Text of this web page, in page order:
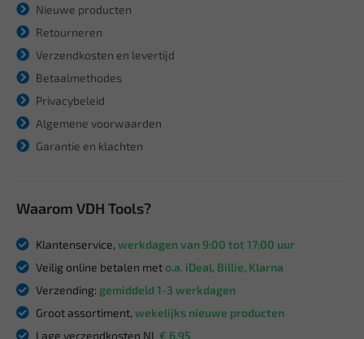
Nieuwe producten
Retourneren
Verzendkosten en levertijd
Betaalmethodes
Privacybeleid
Algemene voorwaarden
Garantie en klachten
Waarom VDH Tools?
Klantenservice, werkdagen van 9:00 tot 17:00 uur
Veilig online betalen meto.a. iDeal, Billie, Klarna
Verzending: gemiddeld 1-3 werkdagen
Groot assortiment, wekelijks nieuwe producten
Lage verzendkosten NL € 6,95